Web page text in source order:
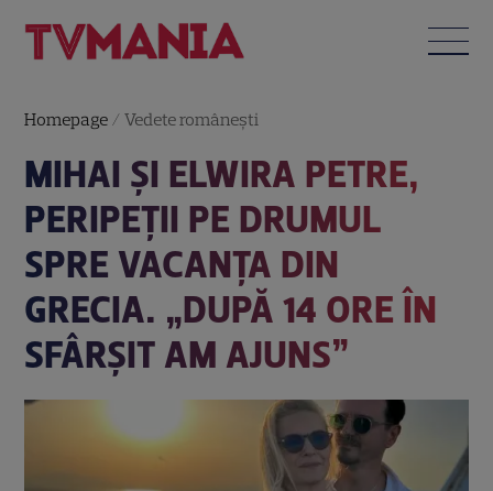
Homepage /Vedete româneşti
MIHAI ȘI ELWIRA PETRE,
PERIPEȚII PE DRUMUL
SPRE VACANȚA DIN
GRECIA. „DUPĂ 14 ORE ÎN
SFÂRȘIT AM AJUNS”